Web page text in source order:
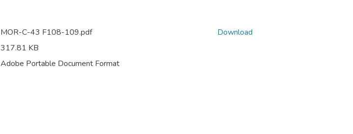
MOR-C-43 F108-109.pdf
317.81 KB
Adobe Portable Document Format
Download